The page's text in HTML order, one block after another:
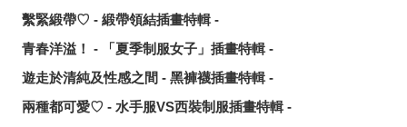
繫緊緞帶♡ - 緞帶領結插畫特輯 -
青春洋溢！ - 「夏季制服女子」插畫特輯 -
遊走於清純及性感之間 - 黑褲襪插畫特輯 -
兩種都可愛♡ - 水手服VS西裝制服插畫特輯 -